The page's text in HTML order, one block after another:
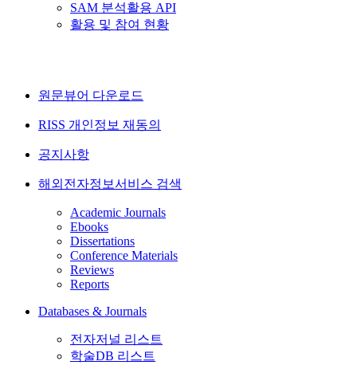
SAM 분석활용 API
활용 및 참여 현황
원문뷰어 다운로드
RISS 개인정보 재동의
공지사항
해외전자정보서비스 검색
Academic Journals
Ebooks
Dissertations
Conference Materials
Reviews
Reports
Databases & Journals
전자저널 리스트
학술DB 리스트